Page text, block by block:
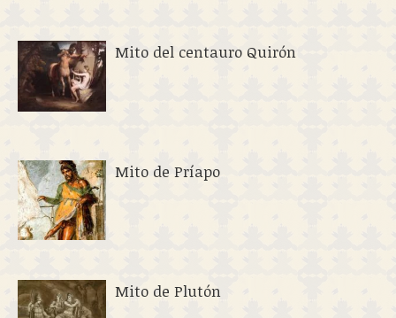
Mito del centauro Quirón
Mito de Príapo
Mito de Plutón